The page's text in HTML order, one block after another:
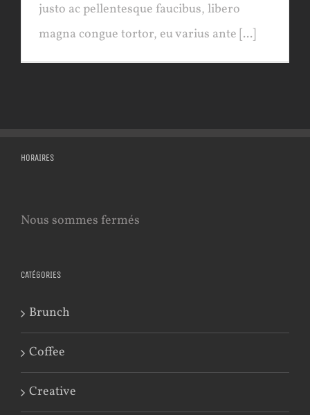
justo ac pellentesque faucibus, libero
magna congue tortor, eu varius ante [...]
HORAIRES
Nous sommes fermés
CATÉGORIES
Brunch
Coffee
Creative